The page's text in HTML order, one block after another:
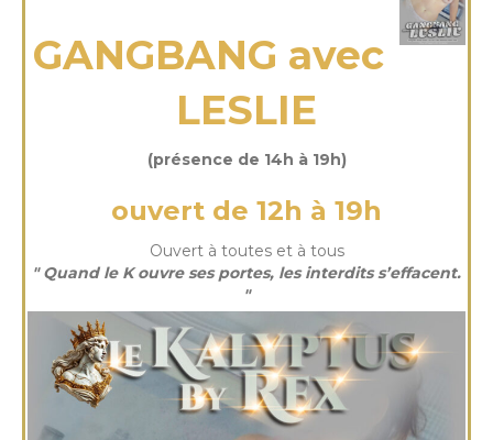
GANGBANG avec
LESLIE
(présence de 14h à 19h)
ouvert de 12h à 19h
Ouvert à toutes et à tous
" Quand le K ouvre ses portes, les interdits s’effacent.
"